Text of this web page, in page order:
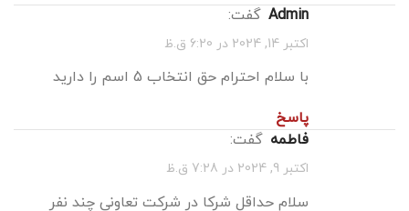
admin
گفت:
اکتبر 14, 2024 در 6:20 ق.ظ
با سلام احترام حق انتخاب 5 اسم را دارید
پاسخ
فاطمه گفت:
اکتبر 9, 2024 در 7:28 ق.ظ
سلام حداقل شرکا در شرکت تعاونی چند نفر